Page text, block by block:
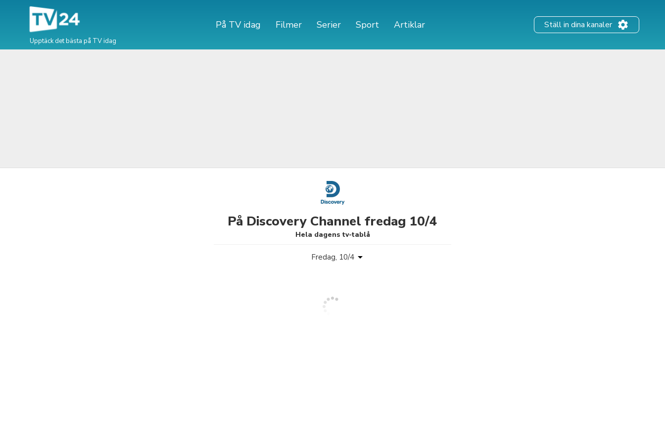
Upptäck det bästa på TV idag
På TV idag Filmer Serier Sport Artiklar Ställ in dina kanaler
På Discovery Channel fredag 10/4
Hela dagens tv-tablå
Fredag, 10/4